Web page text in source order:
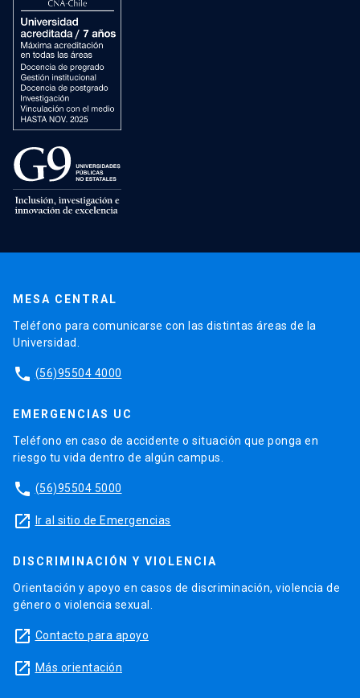
MESA CENTRAL
Teléfono para comunicarse con las distintas áreas de la
Universidad.
phone (56)95504 4000
EMERGENCIAS UC
Teléfono en caso de accidente o situación que ponga en
riesgo tu vida dentro de algún campus.
phone (56)95504 5000
launch Ir al sitio de Emergencias
DISCRIMINACIÓN Y VIOLENCIA
Orientación y apoyo en casos de discriminación, violencia de
género o violencia sexual.
launch Contacto para apoyo
launch Más orientación